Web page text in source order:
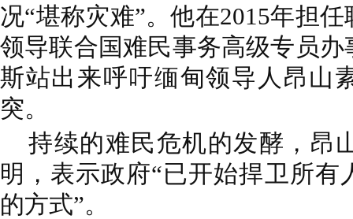
况“堪称灾难”。他在2015年担
领导联合国难民事务高级专员
斯站出来呼吁缅甸领导人昂山
突。
持续的难民危机的发酵 ，昂
明 ，表示政府“已开始捍卫所
的方式”。